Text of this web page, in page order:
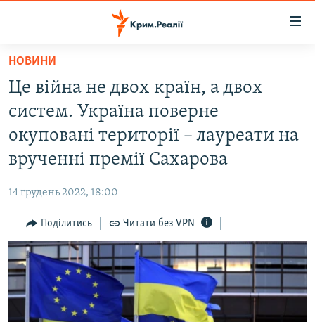
Перейти
основного
матеріалу
до
основної
Перейти
пошуку
ВОДА.КРИМ
ВІДЕО ТА ФОТО
ПОГЛЯД
ІНТЕРВ'Ю
ВСЕ ЗА ДЕНЬ
СПЕЦПРОЕКТИ
ДЕПОРТАЦІЯ
ЯК ОБІЙТИ БЛОКУВАННЯ
НОВИНИ
Це війна не двох країн, а двох
систем. Україна поверне
окуповані території – лауреати на
врученні премії Сахарова
14 грудень 2022, 18:00
Поділитись Читати без VPN